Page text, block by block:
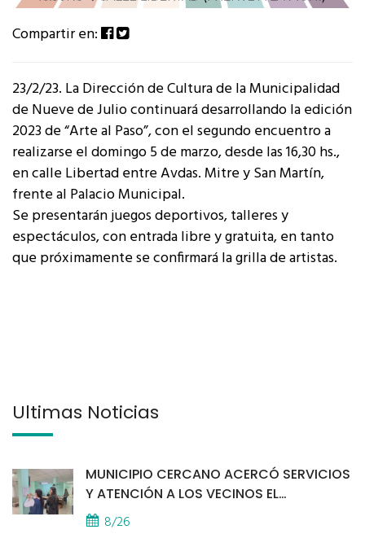
Compartir en:
23/2/23. La Dirección de Cultura de la Municipalidad
de Nueve de Julio continuará desarrollando la edición
2023 de “Arte al Paso”, con el segundo encuentro a
realizarse el domingo 5 de marzo, desde las 16,30 hs.,
en calle Libertad entre Avdas. Mitre y San Martín,
frente al Palacio Municipal.
Se presentarán juegos deportivos, talleres y
espectáculos, con entrada libre y gratuita, en tanto
que próximamente se confirmará la grilla de artistas.
Últimas Noticias
MUNICIPIO CERCANO ACERCÓ SERVICIOS
Y ATENCIÓN A LOS VECINOS EL
PROVINCIAL
8/26